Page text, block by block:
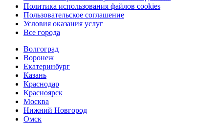
Политика использования файлов cookies
Пользовательское соглашение
Условия оказания услуг
Все города
Волгоград
Воронеж
Екатеринбург
Казань
Краснодар
Красноярск
Москва
Нижний Новгород
Омск